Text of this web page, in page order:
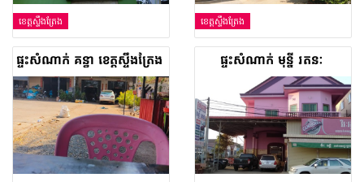
ខេត្តស្ទឹងត្រែង ខេត្តស្ទឹងត្រែង
ផ្ទះសំណាក់ គន្ធា ខេត្តស្ទឹងត្រែង ផ្ទះសំណាក់ មុន្នី រតនៈ